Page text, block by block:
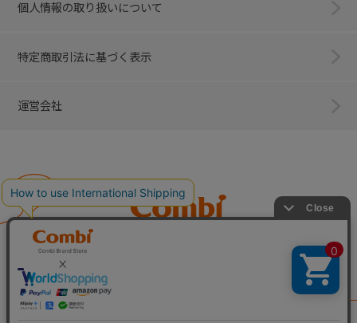
個人情報の取り扱いについて
特定商取引法に基づく表示
運営会社